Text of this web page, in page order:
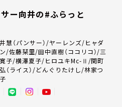
ー向井の#ふらっと
慧（パンサー）/ヤーレンズ/ヒャダ
/佐藤栞里/田中直樹（ココリコ）/三
子/横澤夏子/ヒロユキMc-Ⅱ/関町
（ライス）/どんぐりたけし/林家つ